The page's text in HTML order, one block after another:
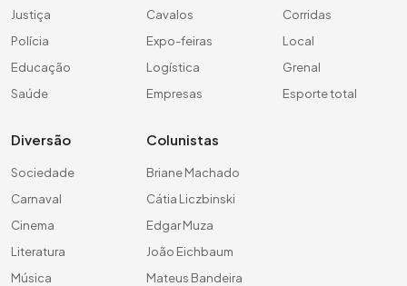
Justiça
Polícia
Educação
Saúde
Cavalos
Expo-feiras
Logística
Empresas
Corridas
Local
Grenal
Esporte total
Diversão
Sociedade
Carnaval
Cinema
Literatura
Música
Colunistas
Briane Machado
Cátia Liczbinski
Edgar Muza
João Eichbaum
Mateus Bandeira